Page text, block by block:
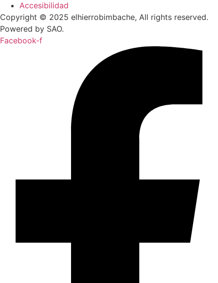
Accesibilidad
Copyright © 2025 elhierrobimbache, All rights reserved.
Powered by SAO.
Facebook-f